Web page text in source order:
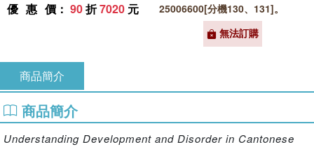
優惠價 ： 90折7020 元
25006600[分機130、131]。
無法訂購
商品簡介
商品簡介
Understanding Development and Disorder in Cantonese